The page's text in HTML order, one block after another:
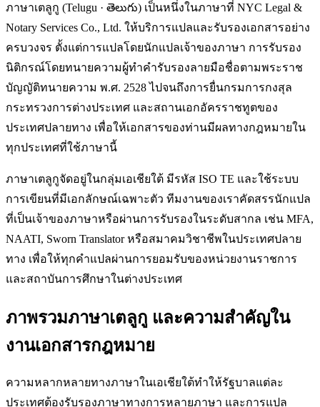
ภาษาเตลูกู (Telugu · తెలుగు) เป็นหนึ่งในภาษาที่ NYC Legal &
Notary Services Co., Ltd. ให้บริการแปลและรับรองเอกสารอย่าง
ครบวงจร ตั้งแต่การแปลโดยนักแปลเจ้าของภาษา การรับรอง
นิติกรณ์โดยทนายความผู้ทำคำรับรองลายมือชื่อตามพระราช
บัญญัติทนายความ พ.ศ. 2528 ไปจนถึงการยื่นกรมการกงสุล
กระทรวงการต่างประเทศ และสถานเอกอัครราชทูตของ
ประเทศปลายทาง เพื่อให้เอกสารของท่านมีผลทางกฎหมายใน
ทุกประเทศที่ใช้ภาษานี้
ภาษาเตลูกูจัดอยู่ในกลุ่มเอเชียใต้ มีรหัส ISO TE และใช้ระบบ
การเขียนที่มีเอกลักษณ์เฉพาะตัว ทีมงานของเราคัดสรรนักแปล
ที่เป็นเจ้าของภาษาหรือผ่านการรับรองในระดับสากล เช่น MFA,
NAATI, Sworn Translator หรือสมาคมวิชาชีพในประเทศปลาย
ทาง เพื่อให้ทุกคำแปลผ่านการยอมรับของหน่วยงานราชการ
และสถาบันการศึกษาในต่างประเทศ
ภาพรวมภาษาเตลูกู และความสำคัญใน
งานเอกสารกฎหมาย
ความหลากหลายทางภาษาในเอเชียใต้ทำให้รัฐบาลแต่ละ
ประเทศต้องรับรองภาษาทางการหลายภาษา และการแปล